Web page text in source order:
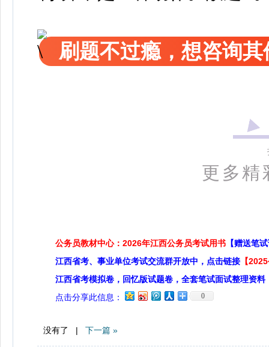
刷题不过瘾，想咨询
更多精
公务员教材中心：2026年江西公务员考试用书 【赠送笔
江西省考、事业单位考试交流群开放中，点击链接 【
江西省考模拟卷，回忆版试题卷，全套笔试面试整理资料
点击分享此信息：
0
没有了 | 下一篇 »